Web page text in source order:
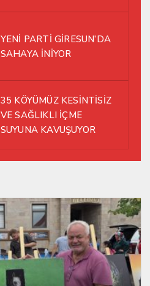
YENİ PARTİ GİRESUN’DA
SAHAYA İNİYOR
35 KÖYÜMÜZ KESİNTİSİZ
VE SAĞLIKLI İÇME
SUYUNA KAVUŞUYOR